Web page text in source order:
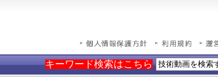
キーワード検索はこちら